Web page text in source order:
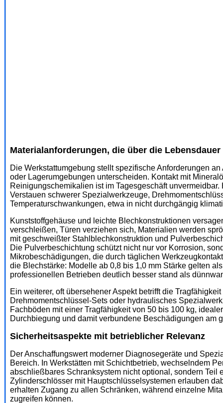
Materialanforderungen, die über die
Die Werkstattumgebung stellt spezifische Anforderungen
oder Lagerumgebungen unterscheiden. Kontakt mit
Reinigungschemikalien ist im Tagesgeschäft
Verstauen schwerer Spezialwerkzeuge,
Temperaturschwankungen, etwa in nicht durchgängig
Kunststoffgehäuse und leichte Blechkonstruktionen
verschleißen, Türen verziehen sich, Materialien werden
mit geschweißter Stahlblechkonstruktion und
Die Pulverbeschichtung schützt nicht nur vor Korrosion,
Mikrobeschädigungen, die durch täglichen
die Blechstärke: Modelle ab 0,8 bis 1,0 mm Stärke gelten
professionellen Betrieben deutlich besser stand als
Ein weiterer, oft übersehener Aspekt betrifft die
Drehmomentschlüssel-Sets oder hydraulisches
Fachböden mit einer Tragfähigkeit von 50 bis 100 kg,
Durchbiegung und damit verbundene Beschädigungen am
Sicherheitsaspekte mit betrieblicher Relevanz
Der Anschaffungswert moderner Diagnosegeräte und
Bereich. In Werkstätten mit Schichtbetrieb, wechselndem
abschließbares Schranksystem nicht optional, sondern Teil
Zylinderschlösser mit Hauptschlüsselsystemen erlauben
erhalten Zugang zu allen Schränken, während einzelne
zugreifen können.